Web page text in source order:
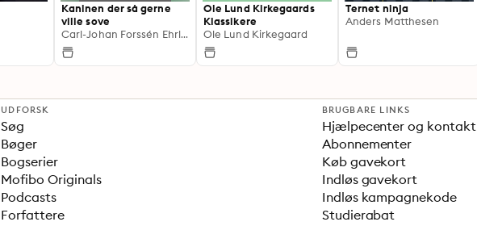
Kaninen der så gerne
ville sove
Carl-Johan Forssén Ehrlin
Ole Lund Kirkegaards
Klassikere
Ole Lund Kirkegaard
Ternet ninja
Anders Matthesen
UDFORSK
Søg
Bøger
Bogserier
Mofibo Originals
Podcasts
Forfattere
BRUGBARE LINKS
Hjælpecenter og kontakt
Abonnementer
Køb gavekort
Indløs gavekort
Indløs kampagnekode
Studierabat